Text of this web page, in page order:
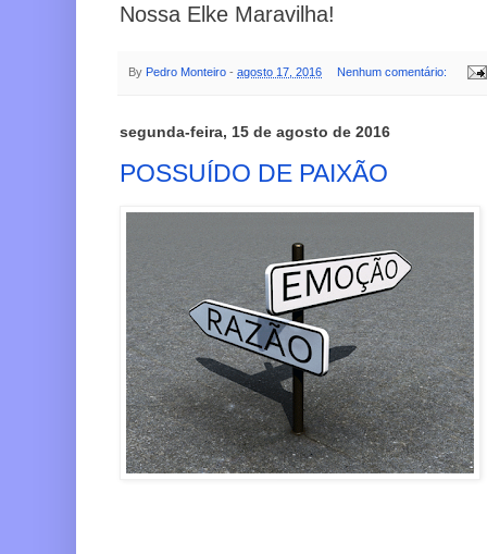
Nossa Elke Maravilha!
By Pedro Monteiro - agosto 17, 2016 Nenhum comentário:
segunda-feira, 15 de agosto de 2016
POSSUÍDO DE PAIXÃO